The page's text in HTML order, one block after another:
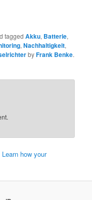
taggedAkku, Batterie,
,Nachhaltigkeit,
byFrank Benke.
Learn how your